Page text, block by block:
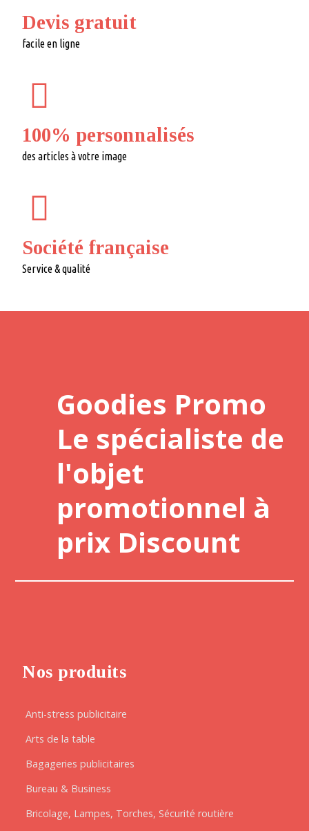
Devis gratuit
facile en ligne
100% personnalisés
des articles à votre image
Société française
Service & qualité
Goodies Promo
Le spécialiste de
l'objet
promotionnel à
prix Discount
Nos produits
Anti-stress publicitaire
Arts de la table
Bagageries publicitaires
Bureau & Business
Bricolage, Lampes, Torches, Sécurité routière